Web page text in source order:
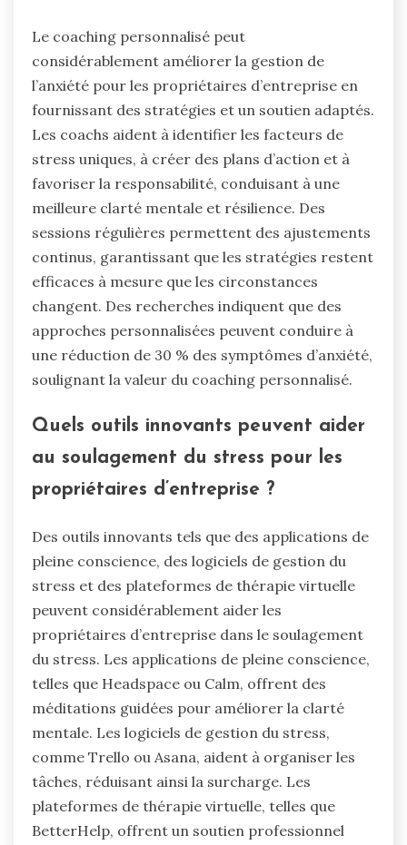
Le coaching personnalisé peut
considérablement améliorer la gestion de
l’anxiété pour les propriétaires d’entreprise en
fournissant des stratégies et un soutien adaptés.
Les coachs aident à identifier les facteurs de
stress uniques, à créer des plans d’action et à
favoriser la responsabilité, conduisant à une
meilleure clarté mentale et résilience. Des
sessions régulières permettent des ajustements
continus, garantissant que les stratégies restent
efficaces à mesure que les circonstances
changent. Des recherches indiquent que des
approches personnalisées peuvent conduire à
une réduction de 30 % des symptômes d’anxiété,
soulignant la valeur du coaching personnalisé.
Quels outils innovants peuvent aider
au soulagement du stress pour les
propriétaires d’entreprise ?
Des outils innovants tels que des applications de
pleine conscience, des logiciels de gestion du
stress et des plateformes de thérapie virtuelle
peuvent considérablement aider les
propriétaires d’entreprise dans le soulagement
du stress. Les applications de pleine conscience,
telles que Headspace ou Calm, offrent des
méditations guidées pour améliorer la clarté
mentale. Les logiciels de gestion du stress,
comme Trello ou Asana, aident à organiser les
tâches, réduisant ainsi la surcharge. Les
plateformes de thérapie virtuelle, telles que
BetterHelp, offrent un soutien professionnel